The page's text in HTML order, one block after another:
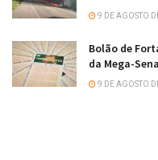
9 DE AGOSTO
Bolão de
da Mega-Sena
9 DE AGOSTO